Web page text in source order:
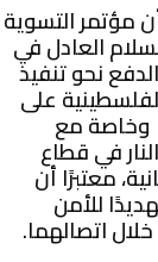
مؤتمر التسوية
العادل في
نحو تنفيذ
على
وخاصة مع
في قطاع
معتبرًا أن
للأمن
اتصالهما.